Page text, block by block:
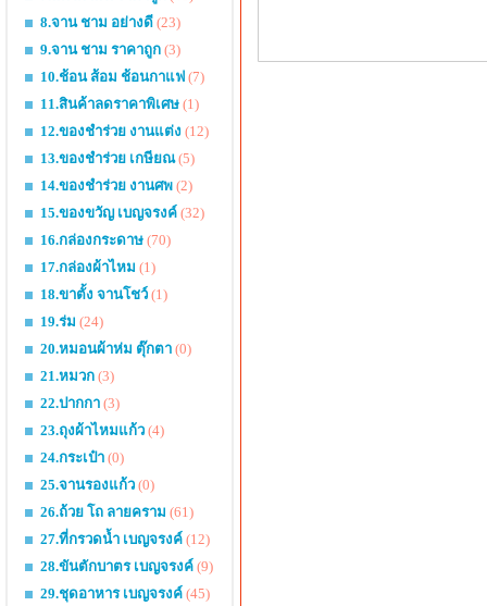
8.จาน ชาม อย่างดี (23)
9.จาน ชาม ราคาถูก (3)
10.ช้อน ส้อม ช้อนกาแฟ (7)
11.สินค้าลดราคาพิเศษ (1)
12.ของชำร่วย งานแต่ง (12)
13.ของชำร่วย เกษียณ(5)
14.ของชำร่วย งานศพ (2)
15.ของขวัญ เบญจรงค์ (32)
16.กล่องกระดาษ (70)
17.กล่องผ้าไหม (1)
18.ขาตั้ง จานโชว์ (1)
19.ร่ม (24)
20.หมอนผ้าห่ม ตุ๊กตา (0)
21.หมวก (3)
22.ปากกา (3)
23.ถุงผ้าไหมแก้ว (4)
24.กระเป๋า (0)
25.จานรองแก้ว (0)
26.ถ้วย โถ ลายคราม (61)
27.ที่กรวดน้ำ เบญจรงค์ (12)
28.ขันตักบาตร เบญจรงค์ (9)
29.ชุดอาหาร เบญจรงค์ (45)